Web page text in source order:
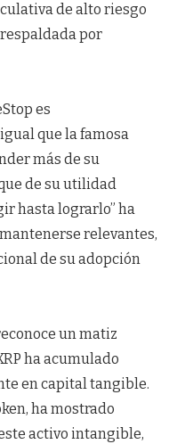
de alto riesgo
por
es
que la famosa
más de su
de su utilidad
hasta lograrlo” ha
relevantes,
de su adopción
un matiz
ha acumulado
en capital tangible.
ha mostrado
activo intangible,